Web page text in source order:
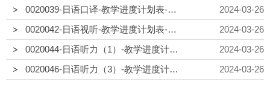
0020039-日语口译-教学进度计划表-商日22-2
2024-03-26
0020042-日语视听-教学进度计划表-商日22-2
2024-03-26
0020044-日语听力（1）-教学进度计划表-商日23-1
2024-03-26
0020046-日语听力（3）-教学进度计划表-商日22-2
2024-03-26